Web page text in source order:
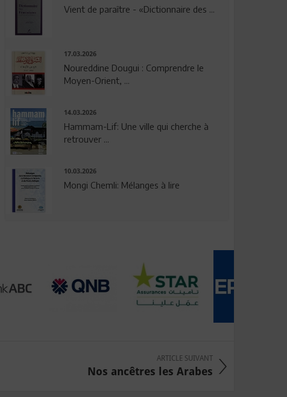
Vient de paraître - «Dictionnaire des ...
17.03.2026
Noureddine Dougui : Comprendre le
Moyen-Orient, ...
14.03.2026
Hammam-Lif: Une ville qui cherche à
retrouver ...
10.03.2026
Mongi Chemli: Mélanges à lire
ARTICLE SUIVANT
Nos ancêtres les Arabes